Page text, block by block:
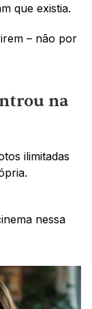
que existia.
– não por
na
ilimitadas
nessa